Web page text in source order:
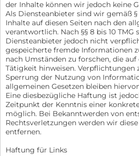
der Inhalte können wir jedoch keine
Als Diensteanbieter sind wir gemäß §
Inhalte auf diesen Seiten nach den
verantwortlich. Nach §§ 8 bis 10 TMG
Diensteanbieter jedoch nicht
gespeicherte fremde Informationen
nach Umständen zu forschen, die
Tätigkeit hinweisen. Verpflichtungen
Sperrung der Nutzung von
allgemeinen Gesetzen bleiben
Eine diesbezügliche Haftung ist
Zeitpunkt der Kenntnis einer
möglich. Bei Bekanntwerden von
Rechtsverletzungen werden wir
entfernen.
Haftung für Links